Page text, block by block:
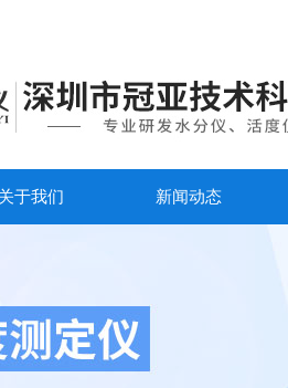
关于我们 新闻动态